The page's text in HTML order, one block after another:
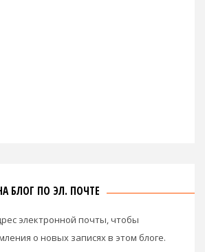
БЛОГ ПО ЭЛ. ПОЧТЕ
электронной почты, чтобы
о новых записях в этом блоге.